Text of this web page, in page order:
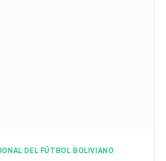
DEL FÚTBOL BOLIVIANO